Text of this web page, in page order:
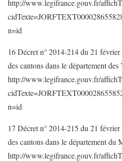
http://www.legifrance.gouv.fr/
n=id
16 Décret n° 2014-214 du 21
des cantons dans le département des
http://www.legifrance.gouv.fr/
n=id
17 Décret n° 2014-215 du 21
des cantons dans le département du
http://www.legifrance.gouv.fr/